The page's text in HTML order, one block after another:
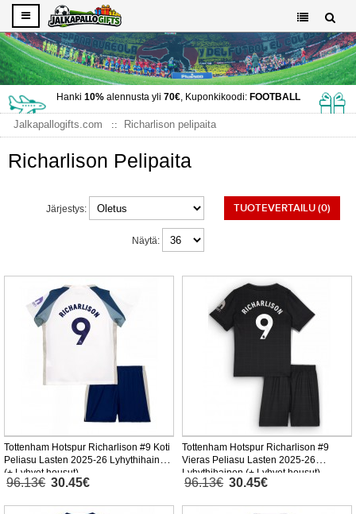
Hanki 10%alennusta yli 70€, Kuponkikoodi: FOOTBALL
Jalkapallogifts.com Richarlison pelipaita
Richarlison Pelipaita
TUOTEVERTAILU (0)
Järjestys:
Näytä:
Tottenham Hotspur Richarlison #9 Koti
Peliasu Lasten 2025-26 Lyhythihainen
(+ Lyhyet housut)
96.13€ 30.45€
Tottenham Hotspur Richarlison #9
Vieras Peliasu Lasten 2025-26
Lyhythihainen (+ Lyhyet housut)
96.13€ 30.45€